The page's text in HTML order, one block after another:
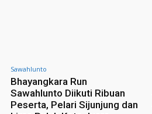
Sawahlunto
Bhayangkara Run
Sawahlunto Diikuti Ribuan
Peserta, Pelari Sijunjung dan